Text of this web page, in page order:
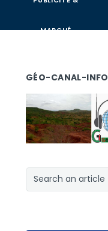
MARCHÉ
GÉO-CANAL-INFO